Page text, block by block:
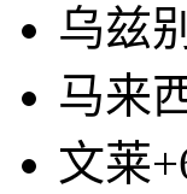
乌兹
马来
文莱